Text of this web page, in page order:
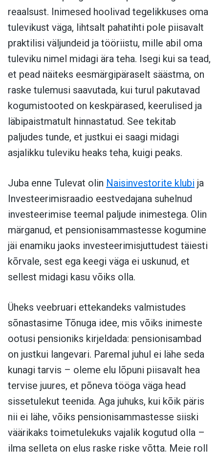
reaalsust. Inimesed hoolivad tegelikkuses oma
tulevikust väga, lihtsalt pahatihti pole piisavalt
praktilisi väljundeid ja tööriistu, mille abil oma
tuleviku nimel midagi ära teha. Isegi kui sa tead,
et pead näiteks eesmärgipäraselt säästma, on
raske tulemusi saavutada, kui turul pakutavad
kogumistooted on keskpärased, keerulised ja
läbipaistmatult hinnastatud. See tekitab
paljudes tunde, et justkui ei saagi midagi
asjalikku tuleviku heaks teha, kuigi peaks.
Juba enne Tulevat olin Naisinvestorite klubi ja
Investeerimisraadio eestvedajana suhelnud
investeerimise teemal paljude inimestega. Olin
märganud, et pensionisammastesse kogumine
jäi enamiku jaoks investeerimisjuttudest täiesti
kõrvale, sest ega keegi väga ei uskunud, et
sellest midagi kasu võiks olla.
Üheks veebruari ettekandeks valmistudes
sõnastasime Tõnuga idee, mis võiks inimeste
ootusi pensioniks kirjeldada: pensionisambad
on justkui langevari. Paremal juhul ei lähe seda
kunagi tarvis – oleme elu lõpuni piisavalt hea
tervise juures, et põneva tööga väga head
sissetulekut teenida. Aga juhuks, kui kõik päris
nii ei lähe, võiks pensionisammastesse siiski
väärikaks toimetulekuks vajalik kogutud olla –
ilma selleta on elus raske riske võtta. Meie roll